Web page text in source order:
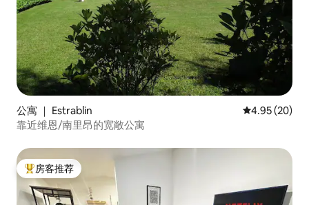
公寓 ｜ Estrablin 平均评分
4.95 (20)
靠近维恩/南里昂的宽敞公寓
热门「房客推荐」
房客推荐